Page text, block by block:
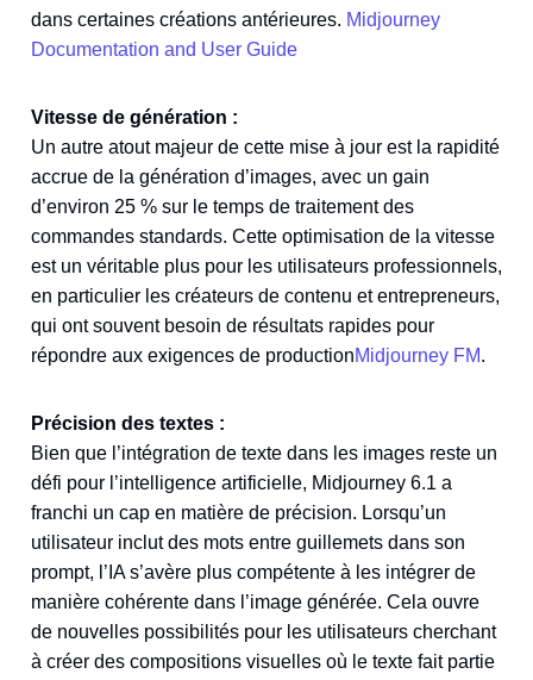
dans certaines créations antérieures​. Midjourney
Documentation and User Guide
Vitesse de génération :
Un autre atout majeur de cette mise à jour est la rapidité
accrue de la génération d’images, avec un gain
d’environ 25 % sur le temps de traitement des
commandes standards. Cette optimisation de la vitesse
est un véritable plus pour les utilisateurs professionnels,
en particulier les créateurs de contenu et entrepreneurs,
qui ont souvent besoin de résultats rapides pour
répondre aux exigences de production​Midjourney FM.
Précision des textes :
Bien que l’intégration de texte dans les images reste un
défi pour l’intelligence artificielle, Midjourney 6.1 a
franchi un cap en matière de précision. Lorsqu’un
utilisateur inclut des mots entre guillemets dans son
prompt, l’IA s’avère plus compétente à les intégrer de
manière cohérente dans l’image générée. Cela ouvre
de nouvelles possibilités pour les utilisateurs cherchant
à créer des compositions visuelles où le texte fait partie